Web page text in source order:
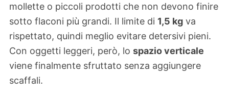
mollette o piccoli prodotti che non devono finire
sotto flaconi più grandi. Il limite di 1,5 kg va
rispettato, quindi meglio evitare detersivi pieni.
Con oggetti leggeri, però, lo spazio verticale
viene finalmente sfruttato senza aggiungere
scaffali.